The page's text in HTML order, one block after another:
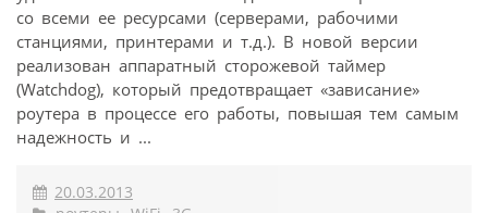
со всеми ее ресурсами (серверами, рабочими
станциями, принтерами и т.д.). В новой версии
реализован аппаратный сторожевой таймер
(Watchdog), который предотвращает «зависание»
роутера в процессе его работы, повышая тем самым
надежность и ...
20.03.2013